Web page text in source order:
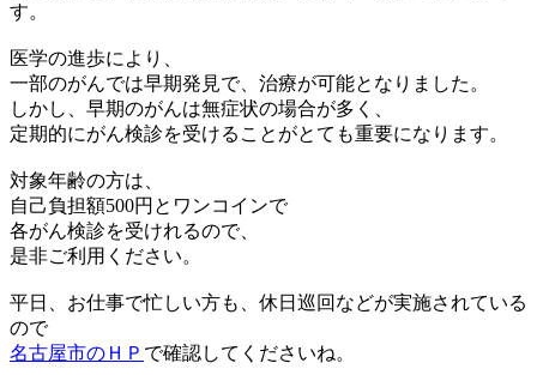
す。
医学の進歩により、
一部のがんでは早期発見で、治療が可能となりました。
しかし、早期のがんは無症状の場合が多く、
定期的にがん検診を受けることがとても重要になります。
対象年齢の方は、
自己負担額500円とワンコインで
各がん検診を受けれるので、
是非ご利用ください。
平日、お仕事で忙しい方も、休日巡回などが実施されている
ので
名古屋市のＨＰ で確認してくださいね。